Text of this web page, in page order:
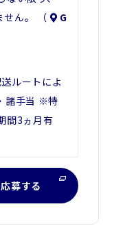
せん。 （
G
ルートによ
諸手当 ※特
間3ヵ月有
応募する